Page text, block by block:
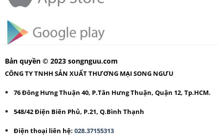
Bản quyền © 2023 songnguu.com
CÔNG TY TNHH SẢN XUẤT THƯƠNG MẠI SONG NGƯU
76 Đông Hưng Thuận 40, P.Tân Hưng Thuận, Quận 12, Tp.HCM.
548/42 Điện Biên Phủ, P.21, Q.Bình Thạnh
Điện thoại liên hệ: 028.37155313